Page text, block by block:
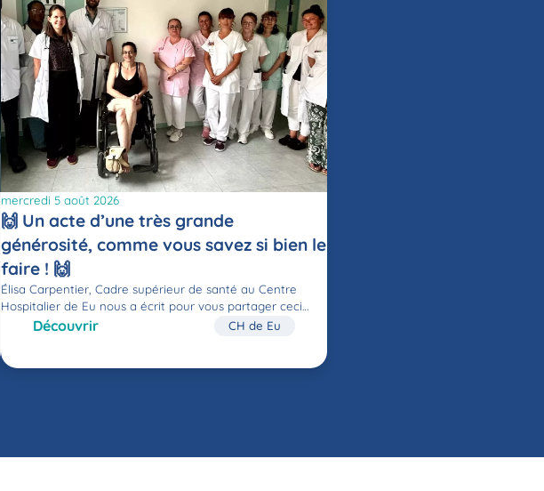
mercredi 5 août 2026
🙌 Un acte d’une très grande
générosité, comme vous savez si bien le
faire ! 🙌
Élisa Carpentier, Cadre supérieur de santé au Centre
Hospitalier de Eu nous a écrit pour vous partager ceci…
Découvrir CH de Eu